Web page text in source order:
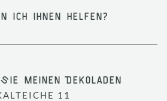
ich Ihnen helfen?
meinen Dekoladen
11